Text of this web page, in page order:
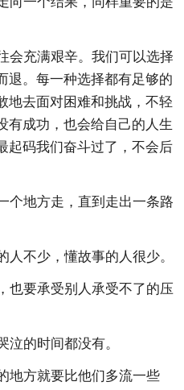
会充满艰辛。我们可以选择
退。每一种选择都有足够的
地去面对困难和挑战，不轻
有成功，也会给自己的人生
起码我们奋斗过了，不会后
个地方走，直到走出一条路
人不少，懂故事的人很少。
也要承受别人承受不了的压
泣的时间都没有。
地方就要比他们多流一些